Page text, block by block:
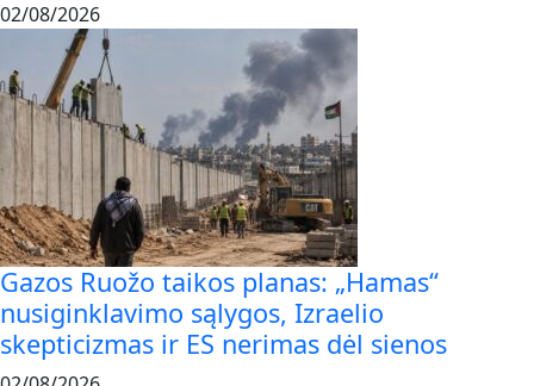
02/08/2026
Gazos Ruožo taikos planas: „Hamas“
nusiginklavimo sąlygos, Izraelio
skepticizmas ir ES nerimas dėl sienos